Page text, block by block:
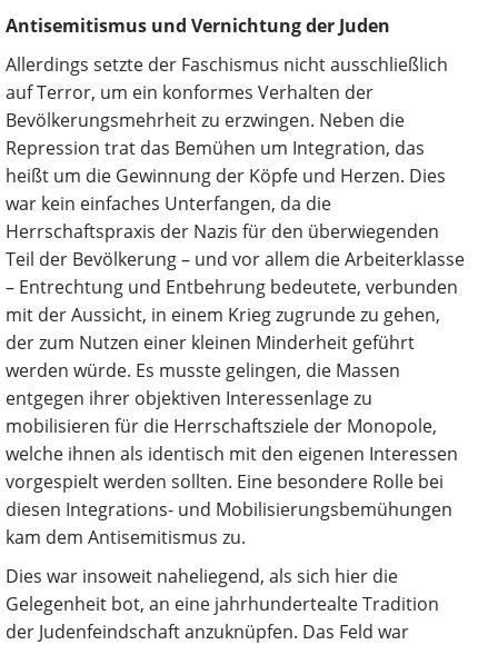
Antisemitismus und Vernichtung der Juden
Allerdings setzte der Faschismus nicht ausschließlich
auf Terror, um ein konformes Verhalten der
Bevölkerungsmehrheit zu erzwingen. Neben die
Repression trat das Bemühen um Integration, das
heißt um die Gewinnung der Köpfe und Herzen. Dies
war kein einfaches Unterfangen, da die
Herrschaftspraxis der Nazis für den überwiegenden
Teil der Bevölkerung – und vor allem die Arbeiterklasse
– Entrechtung und Entbehrung bedeutete, verbunden
mit der Aussicht, in einem Krieg zugrunde zu gehen,
der zum Nutzen einer kleinen Minderheit geführt
werden würde. Es musste gelingen, die Massen
entgegen ihrer objektiven Interessenlage zu
mobilisieren für die Herrschaftsziele der Monopole,
welche ihnen als identisch mit den eigenen Interessen
vorgespielt werden sollten. Eine besondere Rolle bei
diesen Integrations- und Mobilisierungsbemühungen
kam dem Antisemitismus zu.
Dies war insoweit naheliegend, als sich hier die
Gelegenheit bot, an eine jahrhundertealte Tradition
der Judenfeindschaft anzuknüpfen. Das Feld war